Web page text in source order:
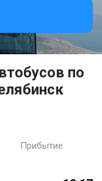
по
Прибытие